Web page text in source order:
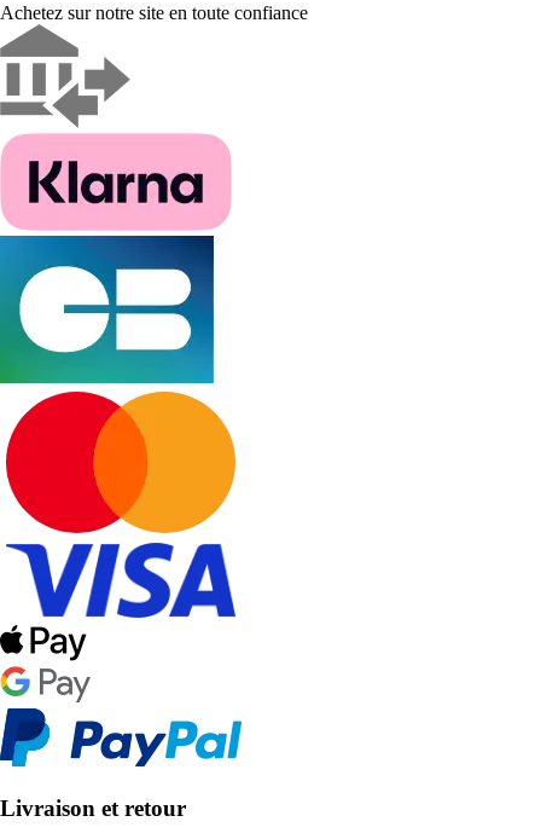
Achetez sur notre site en toute confiance
Livraison et retour